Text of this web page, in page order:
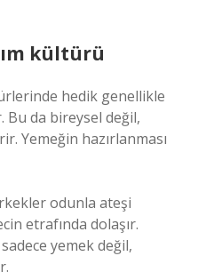
kültürü
hedik genellikle
da bireysel değil,
Yemeğin hazırlanması
odunla ateşi
etrafında dolaşır.
yemek değil,